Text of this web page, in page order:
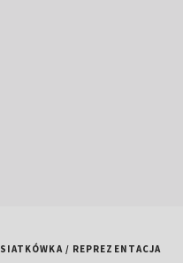
SIATKÓWKA/ REPREZENTACJA